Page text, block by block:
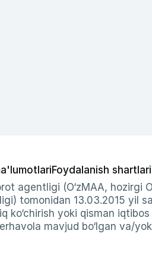
Foydalanish shartlari
agentligi (O‘zMAA, hozirgi
tomonidan 13.03.2015 yil
ko‘chirish yoki qisman
mavjud bo‘lgan va/